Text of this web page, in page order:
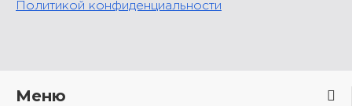
Политикой конфиденциальности
Меню